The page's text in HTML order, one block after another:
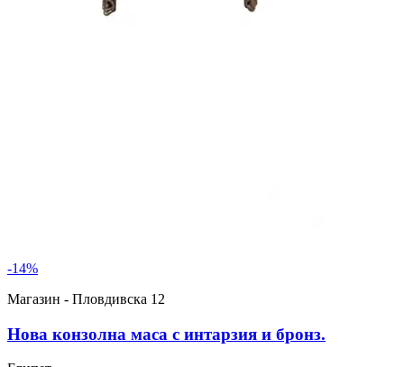
-14%
Магазин - Пловдивска 12
Нова конзолна маса с интарзия и бронз.